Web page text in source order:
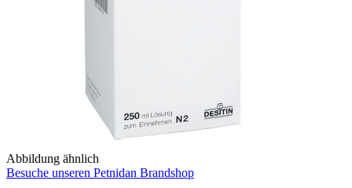
Abbildung ähnlich
Besuche unseren Petnidan Brandshop